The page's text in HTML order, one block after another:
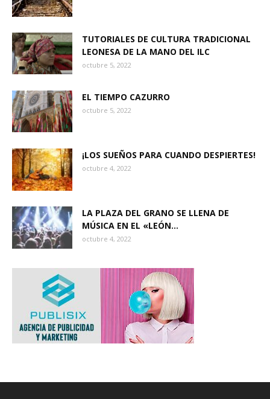
TUTORIALES DE CULTURA TRADICIONAL
LEONESA DE LA MANO DEL ILC
octubre 5, 2022
EL TIEMPO CAZURRO
octubre 5, 2022
¡LOS SUEÑOS PARA CUANDO DESPIERTES!
octubre 4, 2022
LA PLAZA DEL GRANO SE LLENA DE
MÚSICA EN EL «LEÓN...
octubre 4, 2022